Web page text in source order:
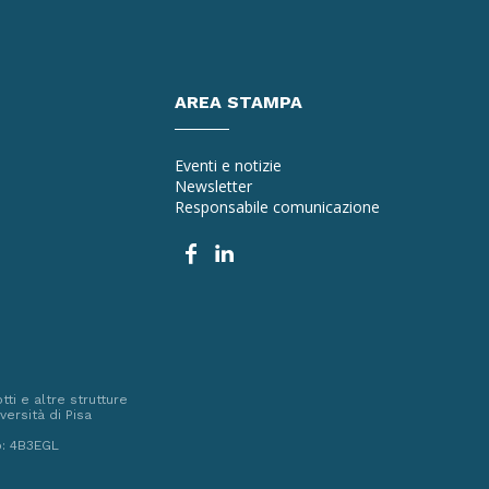
AREA STAMPA
Eventi e notizie
Newsletter
Responsabile comunicazione
e altre strutture
di Pisa
4B3EGL